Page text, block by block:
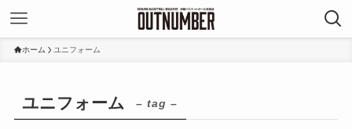
ホーム ユニフォーム
ユニフォーム – tag –